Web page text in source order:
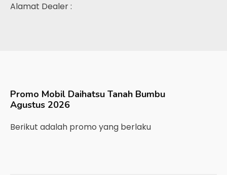
Alamat Dealer :
Promo Mobil Daihatsu Tanah Bumbu
Agustus 2026
Berikut adalah promo yang berlaku